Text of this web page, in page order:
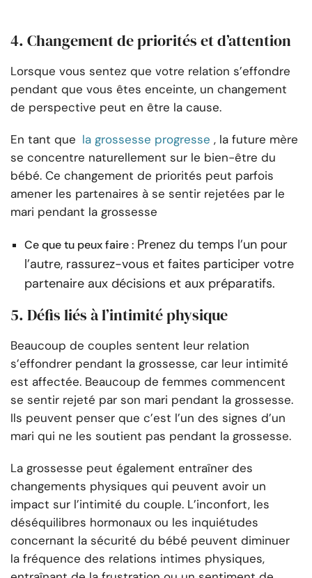
4. Changement de priorités et d’attention
Lorsque vous sentez que votre relation s’effondre
pendant que vous êtes enceinte, un changement
de perspective peut en être la cause.
En tant que la grossesse progresse , la future mère
se concentre naturellement sur le bien-être du
bébé. Ce changement de priorités peut parfois
amener les partenaires à se sentir rejetées par le
mari pendant la grossesse
Ce que tu peux faire : Prenez du temps l’un pour
l’autre, rassurez-vous et faites participer votre
partenaire aux décisions et aux préparatifs.
5. Défis liés à l’intimité physique
Beaucoup de couples sentent leur relation
s’effondrer pendant la grossesse, car leur intimité
est affectée. Beaucoup de femmes commencent
se sentir rejeté par son mari pendant la grossesse.
Ils peuvent penser que c’est l’un des signes d’un
mari qui ne les soutient pas pendant la grossesse.
La grossesse peut également entraîner des
changements physiques qui peuvent avoir un
impact sur l’intimité du couple. L’inconfort, les
déséquilibres hormonaux ou les inquiétudes
concernant la sécurité du bébé peuvent diminuer
la fréquence des relations intimes physiques,